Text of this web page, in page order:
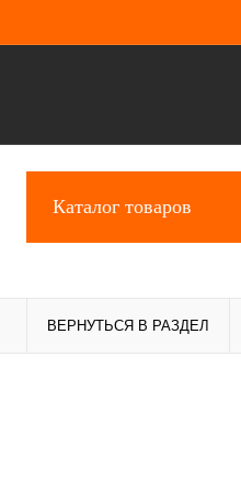
Каталог товаров
ВЕРНУТЬСЯ В РАЗДЕЛ